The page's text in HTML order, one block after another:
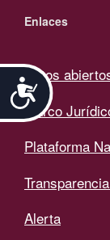
Accesibilidad
Enlaces
Datos
Marco
Plataforma
Alerta